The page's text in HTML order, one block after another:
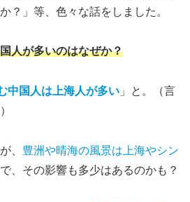
？」等、色々な話をしました。
人が多いのはなぜか？
中国人は上海人が多い 」と。（言
、 豊洲や晴海の風景は上海やシン
、その影響も多少はあるのかも？